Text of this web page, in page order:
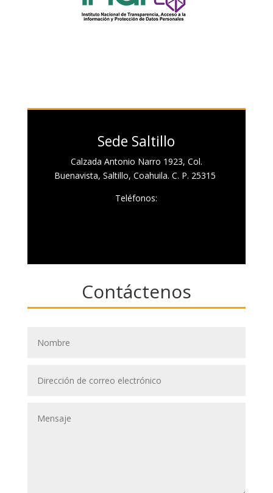
Sede Saltillo
Calzada Antonio Narro 1923, Col.
Buenavista, Saltillo, Coahuila. C. P. 25315
Teléfonos:
Contáctenos